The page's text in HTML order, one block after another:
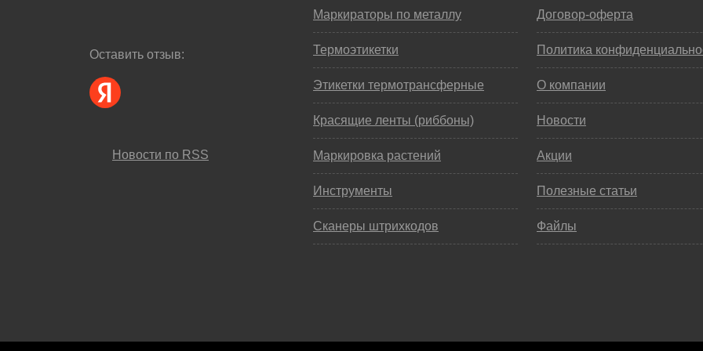
Оставить отзыв:
Новости по RSS
Маркираторы по металлу
Термоэтикетки
Этикетки термотрансферные
Красящие ленты (риббоны)
Маркировка растений
Инструменты
Сканеры штрихкодов
Договор-оферта
Политика
О компании
Новости
Акции
Полезные статьи
Файлы